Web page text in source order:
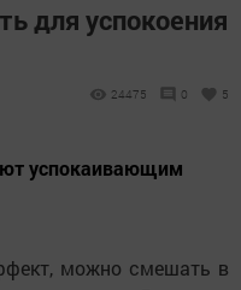
для успокоения
24475 0 5
успокаивающим
можно смешать в